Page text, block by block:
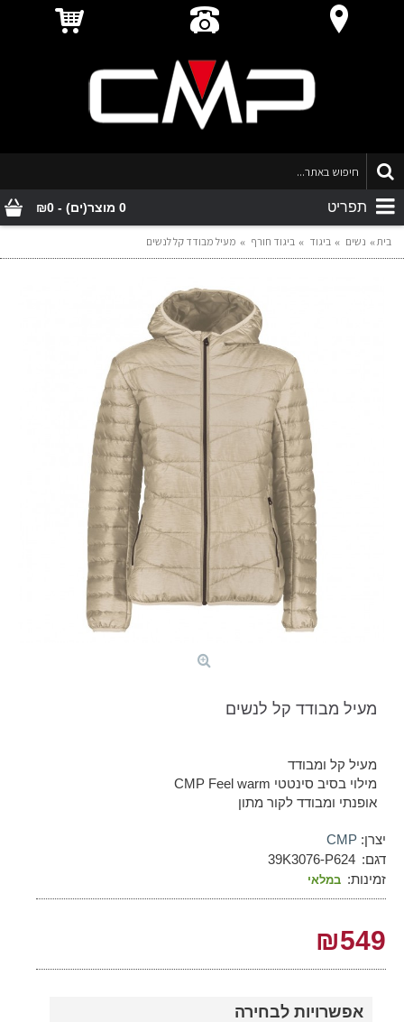
0 מוצר(ים) - ₪0 תפריט
בית נשים ביגוד ביגוד חורף מעיל מבודד קל לנשים
מעיל מבודד קל לנשים
מעיל קל ומבודד
מילוי בסיב סינטטי CMP Feel warm
אופנתי ומבודד לקור מתון
יצרן: CMP
דגם: 39K3076-P624
זמינות: במלאי
₪549
אפשרויות לבחירה